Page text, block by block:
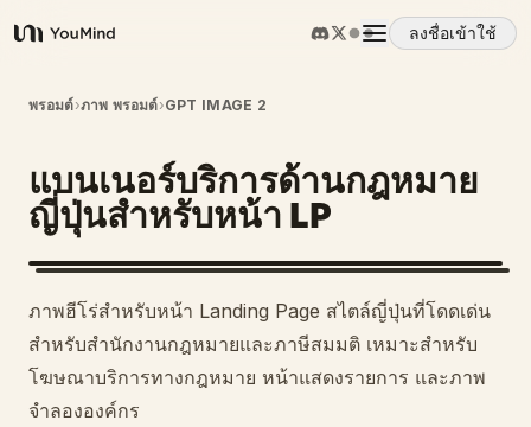
YouMind
ลงชื่อเข้าใช้
ภาพรวม
กรณีการใช้งาน
ทักษะ
พรอมต์
ราคา
พรอมต์›ภาพ พรอมต์›GPT IMAGE 2
แบนเนอร์บริการด้านกฎหมาย
ญี่ปุ่นสำหรับหน้า LP
ภาพฮีโร่สำหรับหน้า Landing Page สไตล์ญี่ปุ่นที่โดดเด่น
สำหรับสำนักงานกฎหมายและภาษีสมมติ เหมาะสำหรับ
โฆษณาบริการทางกฎหมาย หน้าแสดงรายการ และภาพ
จำลององค์กร